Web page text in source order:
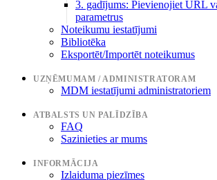
3. gadījums: Pievienojiet URL
parametrus
Noteikumu iestatījumi
Bibliotēka
Eksportēt/Importēt noteikumus
UZŅĒMUMAM / ADMINISTRATORAM
MDM iestatījumi administratoriem
ATBALSTS UN PALĪDZĪBA
FAQ
Sazinieties ar mums
INFORMĀCIJA
Izlaiduma piezīmes